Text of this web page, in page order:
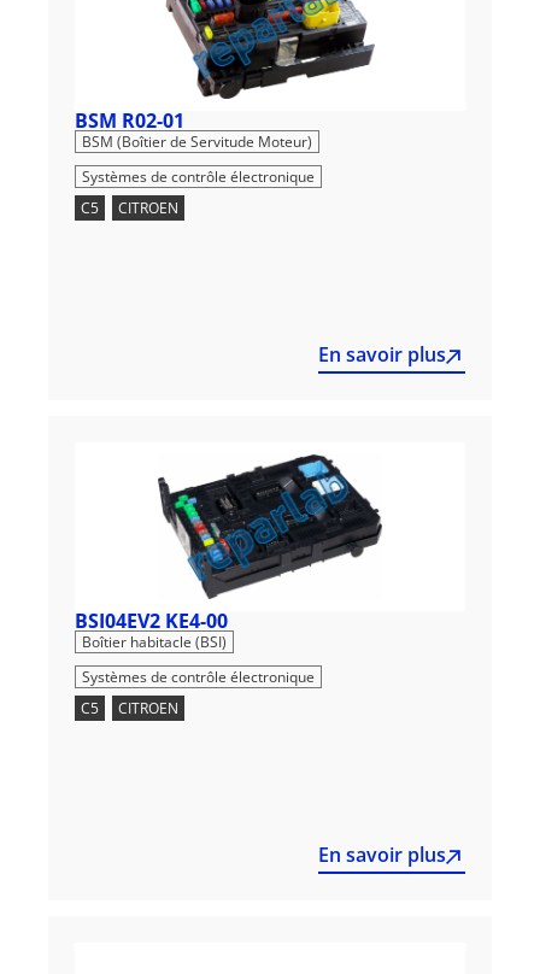
BSM R02-01
BSM (Boîtier de Servitude Moteur)
Systèmes de contrôle électronique
C5
CITROEN
En savoir plus
BSI04EV2 KE4-00
Boîtier habitacle (BSI)
Systèmes de contrôle électronique
C5
CITROEN
En savoir plus